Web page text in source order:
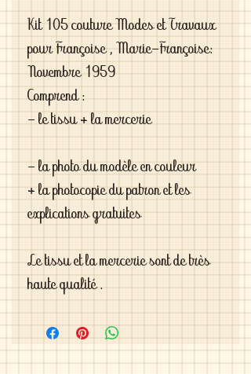
Kit 105 couture Modes et Travaux
pour Françoise , Marie-Françoise:
Novembre 1959
Comprend :
- le tissu + la mercerie
- la photo du modèle en couleur
+ la photocopie du patron et les
explications gratuites
Le tissu et la mercerie sont de très
haute qualité .